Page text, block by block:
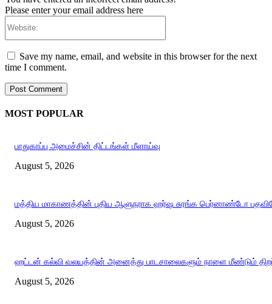
Please enter your email address here
Save my name, email, and website in this browser for the next
time I comment.
MOST POPULAR
பாதுகாப்பு அமைச்சின் திட்டங்கள் மீளாய்வு
August 5, 2026
மத்திய மாகாணத்தின் புதிய ஆளுநராக ஹர்ஷ சுரங்க பெர்னாண்டோ
August 5, 2026
ஹட்டன் கல்வி வலயத்தின் அனைத்து பாடசாலைகளும் நாளை மீண்டும்
August 5, 2026